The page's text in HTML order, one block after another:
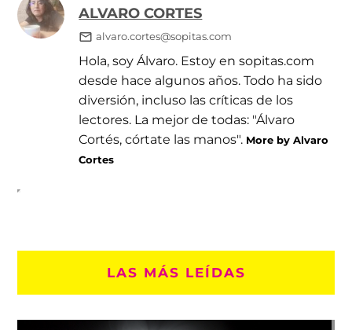
ALVARO CORTES
alvaro.cortes@sopitas.com
Hola, soy Álvaro. Estoy en sopitas.com
desde hace algunos años. Todo ha sido
diversión, incluso las críticas de los
lectores. La mejor de todas: "Álvaro
Cortés, córtate las manos". More by Alvaro
Cortes
LAS MÁS LEÍDAS